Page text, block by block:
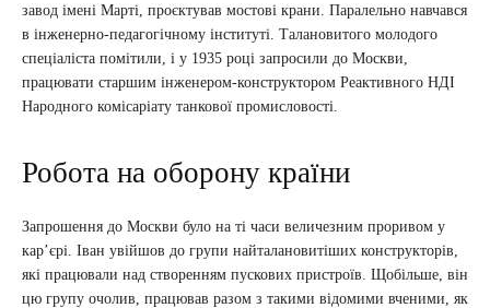
завод імені Марті, проєктував мостові крани. Паралельно навчався
в інженерно-педагогічному інституті. Талановитого молодого
спеціаліста помітили, і у 1935 році запросили до Москви,
працювати старшим інженером-конструктором Реактивного НДІ
Народного комісаріату танкової промисловості.
Робота на оборону країни
Запрошення до Москви було на ті часи величезним проривом у
кар’єрі. Іван увійшов до групи найталановитіших конструкторів,
які працювали над створенням пускових пристроїв. Щобільше, він
цю групу очолив, працював разом з такими відомими вченими, як